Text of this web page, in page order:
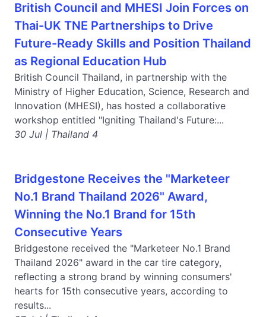
British Council and MHESI Join Forces on
Thai-UK TNE Partnerships to Drive
Future-Ready Skills and Position Thailand
as Regional Education Hub
British Council Thailand, in partnership with the
Ministry of Higher Education, Science, Research and
Innovation (MHESI), has hosted a collaborative
workshop entitled "Igniting Thailand's Future:...
30 Jul | Thailand 4
Bridgestone Receives the "Marketeer
No.1 Brand Thailand 2026" Award,
Winning the No.1 Brand for 15th
Consecutive Years
Bridgestone received the "Marketeer No.1 Brand
Thailand 2026" award in the car tire category,
reflecting a strong brand by winning consumers'
hearts for 15th consecutive years, according to
results...